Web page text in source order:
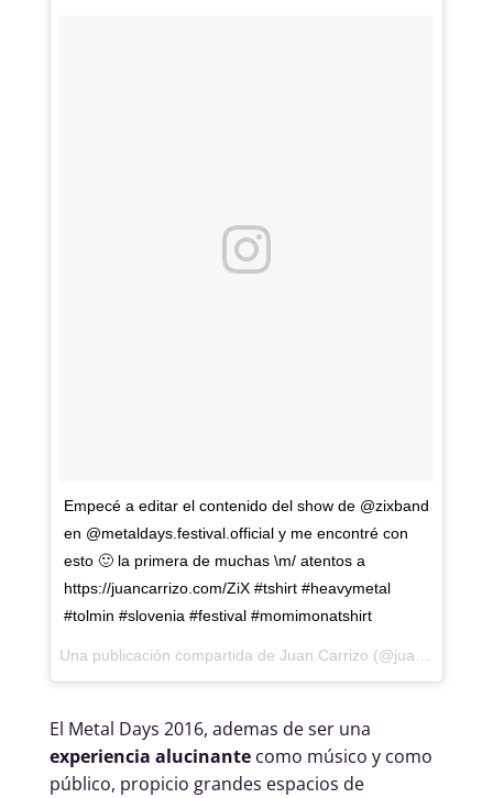
Empecé a editar el contenido del show de @zixband
en @metaldays.festival.official y me encontré con
esto 🙂 la primera de muchas \m/ atentos a
https://juancarrizo.com/ZiX #tshirt #heavymetal
#tolmin #slovenia #festival #momimonatshirt
Una publicación compartida de Juan Carrizo (@juancarrizoae) el
El Metal Days 2016, ademas de ser una
experiencia alucinantecomo músico y como
público, propicio grandes espacios de